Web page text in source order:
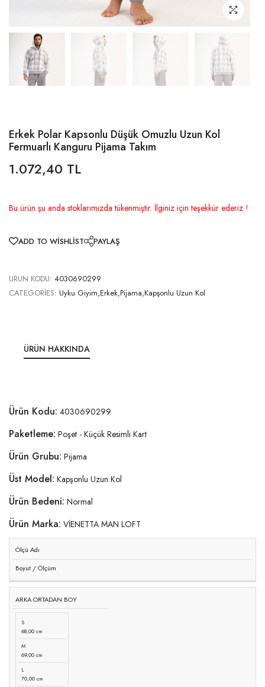
Erkek Polar Kapsonlu Düşük Omuzlu Uzun Kol
Fermuarlı Kanguru Pijama Takım
1.072,40 TL
Bu ürün şu anda stoklarımızda tükenmiştir. İlginiz için teşekkür ederiz !
ADD TO WISHLIST PAYLAŞ
URUN KODU: 4030690299
CATEGORIES: Uyku Giyim,Erkek,Pijama,Kapşonlu Uzun Kol
ÜRÜN HAKKINDA
Ürün Kodu: 4030690299
Paketleme: Poşet - Küçük Resimli Kart
Ürün Grubu: Pijama
Üst Model: Kapşonlu Uzun Kol
Ürün Bedeni: Normal
Ürün Marka: VİENETTA MAN LOFT
Ölçü Adı
Boyut / Ölçüm
ARKA ORTADAN BOY
S
68,00 cm
M
69,00 cm
L
70,00 cm